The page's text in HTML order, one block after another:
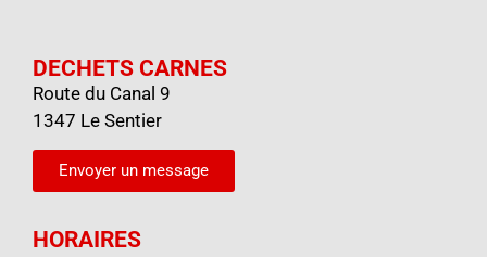
DECHETS CARNES
Route du Canal 9
1347 Le Sentier
Envoyer un message
HORAIRES